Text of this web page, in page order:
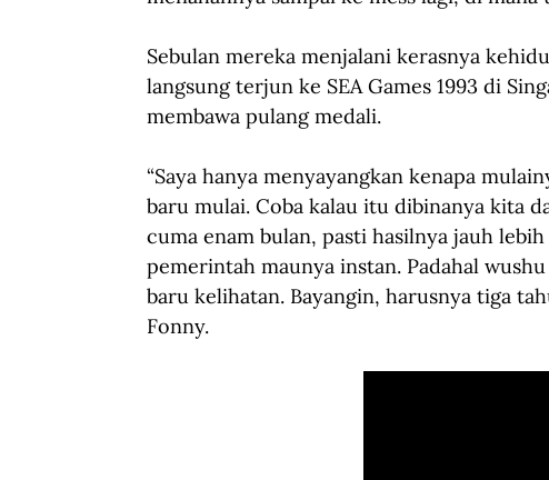
Sebulan mereka menjalani kerasnya
langsung terjun ke SEA Games 1993 di
membawa pulang medali.
“Saya hanya menyayangkan kenapa
baru mulai. Coba kalau itu dibinanya kita
cuma enam bulan, pasti hasilnya jauh
pemerintah maunya instan. Padahal
baru kelihatan. Bayangin, harusnya tiga
Fonny.